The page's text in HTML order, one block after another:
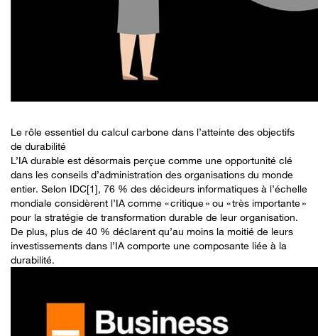
Le rôle essentiel du calcul carbone dans l’atteinte des objectifs
de durabilité
L’IA durable est désormais perçue comme une opportunité clé
dans les conseils d’administration des organisations du monde
entier. Selon IDC[1], 76 % des décideurs informatiques à l’échelle
mondiale considèrent l’IA comme « critique » ou « très importante »
pour la stratégie de transformation durable de leur organisation.
De plus, plus de 40 % déclarent qu’au moins la moitié de leurs
investissements dans l’IA comporte une composante liée à la
durabilité.